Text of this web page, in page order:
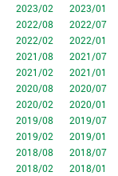
2023/02
2023/01
2022/08
2022/07
2022/02
2022/01
2021/08
2021/07
2021/02
2021/01
2020/08
2020/07
2020/02
2020/01
2019/08
2019/07
2019/02
2019/01
2018/08
2018/07
2018/02
2018/01